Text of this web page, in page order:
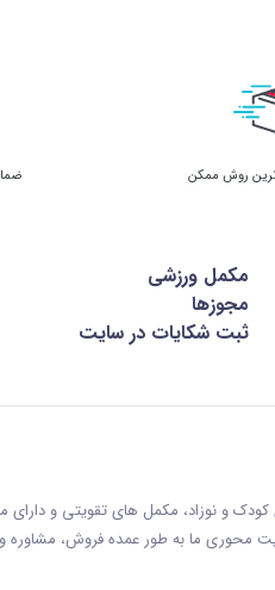
ترین روش ممکن
مکمل ورزشی
مجوزها
ثبت شکایات در سایت
کودک و نوزاد، مکمل های تقویتی و
آغاز کرده. فعاليت محوری ما به طور عمده فروش،